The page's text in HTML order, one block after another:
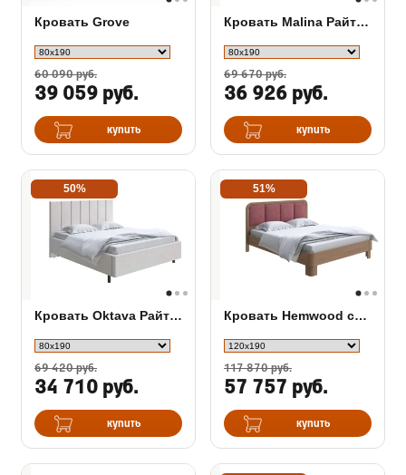
Кровать Grove
60 090 руб.
39 059 руб.
купить
Кровать Malina Райтон в ткани
69 670 руб.
36 926 руб.
купить
50%
Кровать Oktava Райтон в ткани
69 420 руб.
34 710 руб.
купить
51%
Кровать Hemwood сосна
117 870 руб.
57 757 руб.
купить